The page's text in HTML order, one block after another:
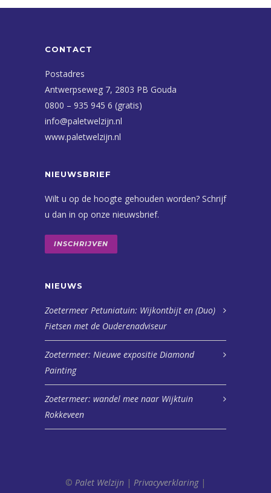
CONTACT
Postadres
Antwerpseweg 7, 2803 PB Gouda
0800 – 935 945 6 (gratis)
info@paletwelzijn.nl
www.paletwelzijn.nl
NIEUWSBRIEF
Wilt u op de hoogte gehouden worden? Schrijf
u dan in op onze nieuwsbrief.
INSCHRIJVEN
NIEUWS
Zoetermeer Petuniatuin: Wijkontbijt en (Duo)
Fietsen met de Ouderenadviseur
Zoetermeer: Nieuwe expositie Diamond
Painting
Zoetermeer: wandel mee naar Wijktuin
Rokkeveen
© Palet Welzijn | Privacyverklaring|